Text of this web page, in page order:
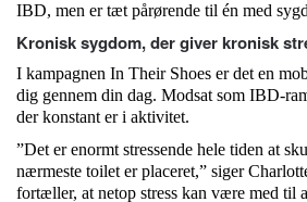
IBD, men er tæt pårørende til én med
Kronisk sygdom, der giver kronisk
I kampagnen In Their Shoes er det en
dig gennem din dag. Modsat som IBD-
der konstant er i aktivitet.
”Det er enormt stressende hele tiden at
nærmeste toilet er placeret,” siger
fortæller, at netop stress kan være med til